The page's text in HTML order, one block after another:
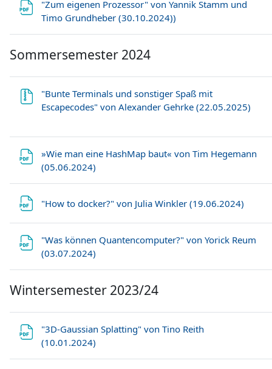
"Zum eigenen Prozessor" von Yannik Stamm und
Timo Grundheber (30.10.2024))
Sommersemester 2024
"Bunte Terminals und sonstiger Spaß mit
Escapecodes" von Alexander Gehrke (22.05.2025)
»Wie man eine HashMap baut« von Tim Hegemann
(05.06.2024)
"How to docker?" von Julia Winkler (19.06.2024)
"Was können Quantencomputer?" von Yorick Reum
(03.07.2024)
Wintersemester 2023/24
"3D-Gaussian Splatting" von Tino Reith
(10.01.2024)